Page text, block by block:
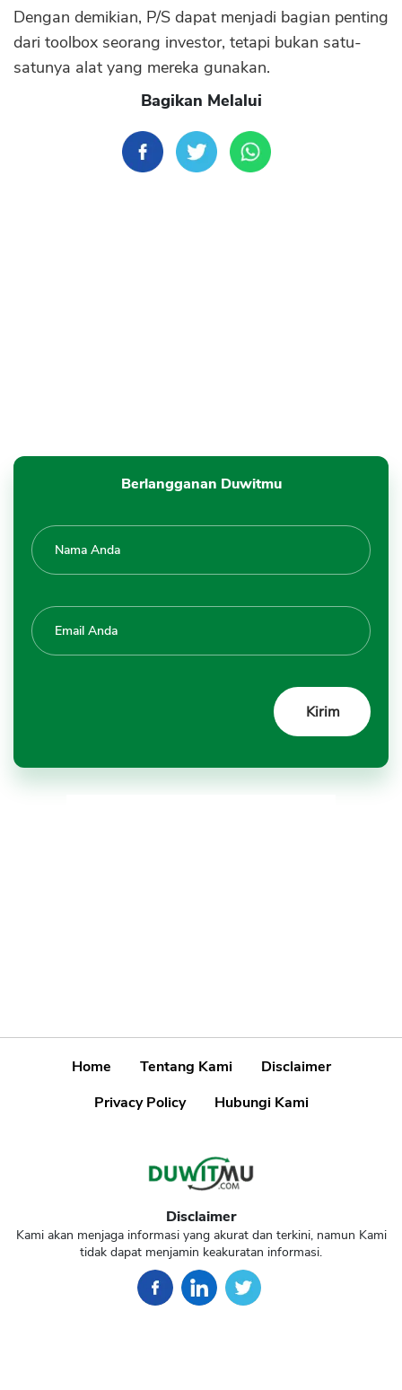
Dengan demikian, P/S dapat menjadi bagian penting
dari toolbox seorang investor, tetapi bukan satu-
satunya alat yang mereka gunakan.
Bagikan Melalui
Berlangganan Duwitmu
Home Tentang Kami
Disclaimer
Privacy Policy
Hubungi Kami
Disclaimer
Kami akan menjaga informasi yang akurat dan terkini, namun Kami
tidak dapat menjamin keakuratan informasi.